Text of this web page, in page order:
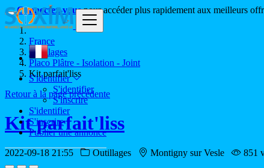
S'identifier
S'identifier
S'inscrire
S'identifier
S'inscrire
Publier une annonce
Connectez-vouspour accéder plus rapidement aux meilleurs
France
Outillages
Placo Plâtre - Isolation - Joint
Kit parfait'liss
Retour à la page précédente
Kit parfait'liss
2022-09-18 21:55 Outillages Montigny sur Vesle 851